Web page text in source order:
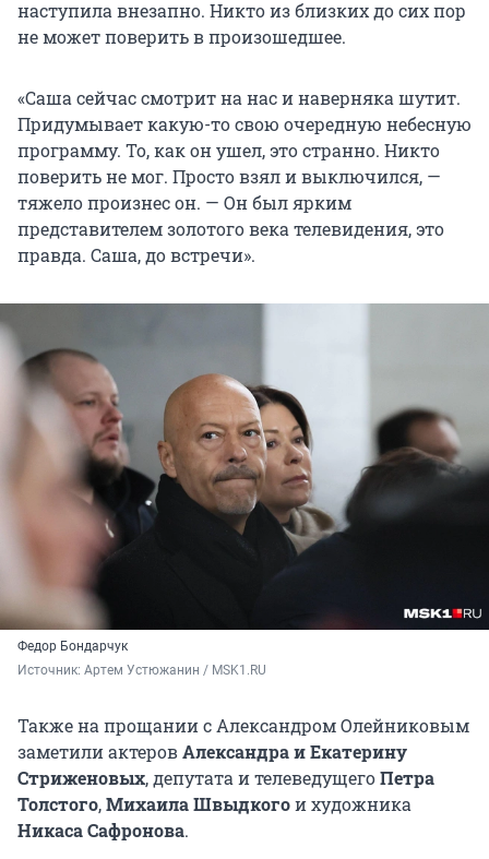
наступила внезапно. Никто из близких до сих пор
не может поверить в произошедшее.
«Саша сейчас смотрит на нас и наверняка шутит.
Придумывает какую-то свою очередную небесную
программу. То, как он ушел, это странно. Никто
поверить не мог. Просто взял и выключился, —
тяжело произнес он. — Он был ярким
представителем золотого века телевидения, это
правда. Саша, до встречи».
Федор Бондарчук
Источник: Артем Устюжанин / MSK1.RU
Также на прощании с Александром Олейниковым
заметили актеровАлександра и Екатерину
Стриженовых, депутата и телеведущегоПетра
Толстого,Михаила Швыдкогои художника
Никаса Сафронова.